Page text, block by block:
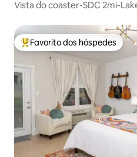
Vista do coaster-SDC 2mi-
Favoritos dos hóspedes mais
Favorito dos hóspedes